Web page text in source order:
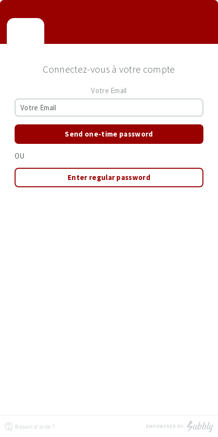
Connectez-vous à votre compte
Votre Email
Send one-time password
OU
Enter regular password
Besoin d'aide ?